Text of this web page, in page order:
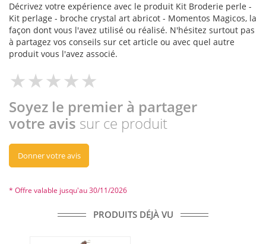
Décrivez votre expérience avec le produit Kit Broderie perle -
Kit perlage - broche crystal art abricot - Momentos Magicos, la
façon dont vous l'avez utilisé ou réalisé. N'hésitez surtout pas
à partagez vos conseils sur cet article ou avec quel autre
produit vous l'avez associé.
Soyez le premier à partager
votre avis sur ce produit
Donner votre avis
* Offre valable jusqu'au 30/11/2026
PRODUITS DÉJÀ VU